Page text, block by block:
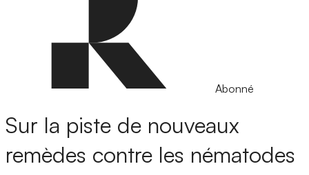
Abonné
Sur la piste de nouveaux
remèdes contre les nématodes